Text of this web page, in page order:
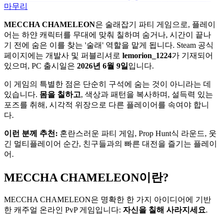
마무리
MECCHA CHAMELEON은 술래잡기 파티 게임으로, 플레이
어는 하얀 캐릭터를 무대에 맞춰 칠하며 숨거나, 시간이 끝나
기 전에 숨은 이를 찾는 '술래' 역할을 맡게 됩니다. Steam 공식
페이지에는 개발사 및 퍼블리셔로 lemorion_1224가 기재되어
있으며, PC 출시일은 2026년 6월 9일 입니다.
이 게임의 특별한 점은 단순히 구석에 숨는 것이 아니라는 데
있습니다. 몸을 칠하고, 색상과 패턴을 복사하며, 설득력 있는
포즈를 취해, 시각적 위장으로 다른 플레이어를 속여야 합니
다.
이런 분께 추천: 혼란스러운 파티 게임, Prop Hunt식 라운드, 웃
긴 멀티플레이어 순간, 친구들과의 빠른 대전을 즐기는 플레이
어.
MECCHA CHAMELEON이란?
MECCHA CHAMELEON은 명확한 한 가지 아이디어에 기반
한 캐주얼 온라인 PvP 게임입니다: 자신을 칠해 사라지세요.